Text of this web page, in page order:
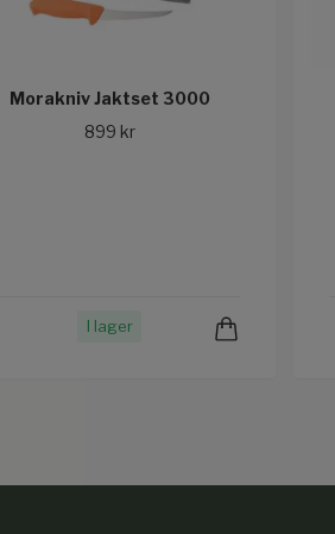
Morakniv Jaktset 3000
899 kr
I lager